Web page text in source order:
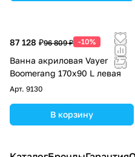
87 128 ₽96 809 ₽ -10%
Ванна акриловая Vayer
Boomerang 170x90 L левая
Арт. 9130
В корзину